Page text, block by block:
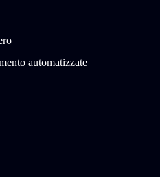
automatizzate